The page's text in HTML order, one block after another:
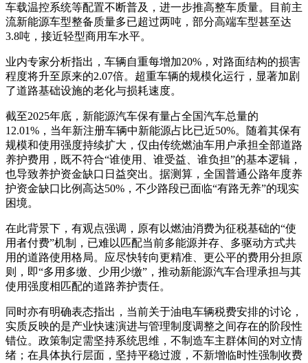
车载温控系统等配置不断普及，进一步推高整车质量。目前主
流新能源车型整备质量多已超过两吨，部分高端车型甚至达
3.8吨，接近轻型商用车水平。
业内专家分析指出，车辆自重每增加20%，对路面结构的损害
程度将升至原来的2.07倍。超重车辆的规模化运行，显著加剧
了道路基础设施的老化与损耗速度。
截至2025年底，新能源汽车保有量占全国汽车总量的
12.01%，当年新注册车辆中新能源占比已近50%。随着其保有
规模和使用强度持续扩大，仅由传统燃油车用户承担全部道路
养护费用，既不符合“谁使用、谁受益、谁负担”的基本逻辑，
也导致养护资金缺口日益突出。据测算，全国普通公路年度养
护资金缺口比例高达50%，不少路段已面临“有路无养”的现实
困境。
在此背景下，有观点强调，原有以燃油消费为征税基础的“使
用者付费”机制，已难以匹配当前多能源并存、多驱动方式共
用的道路使用格局。应尽快转向更精准、更公平的费用分担原
则，即“多用多缴、少用少缴”，推动新能源汽车合理承担与其
使用强度相匹配的道路养护责任。
同时亦有明确表态指出，当前关于油电车辆税费安排的讨论，
实质反映的是产业快速演进与管理制度调整之间存在的阶段性
错位。政策制定需坚持系统思维，不制造车主群体间的对立情
绪；在具体执行层面，坚持平稳过渡，不新增临时性强制收费